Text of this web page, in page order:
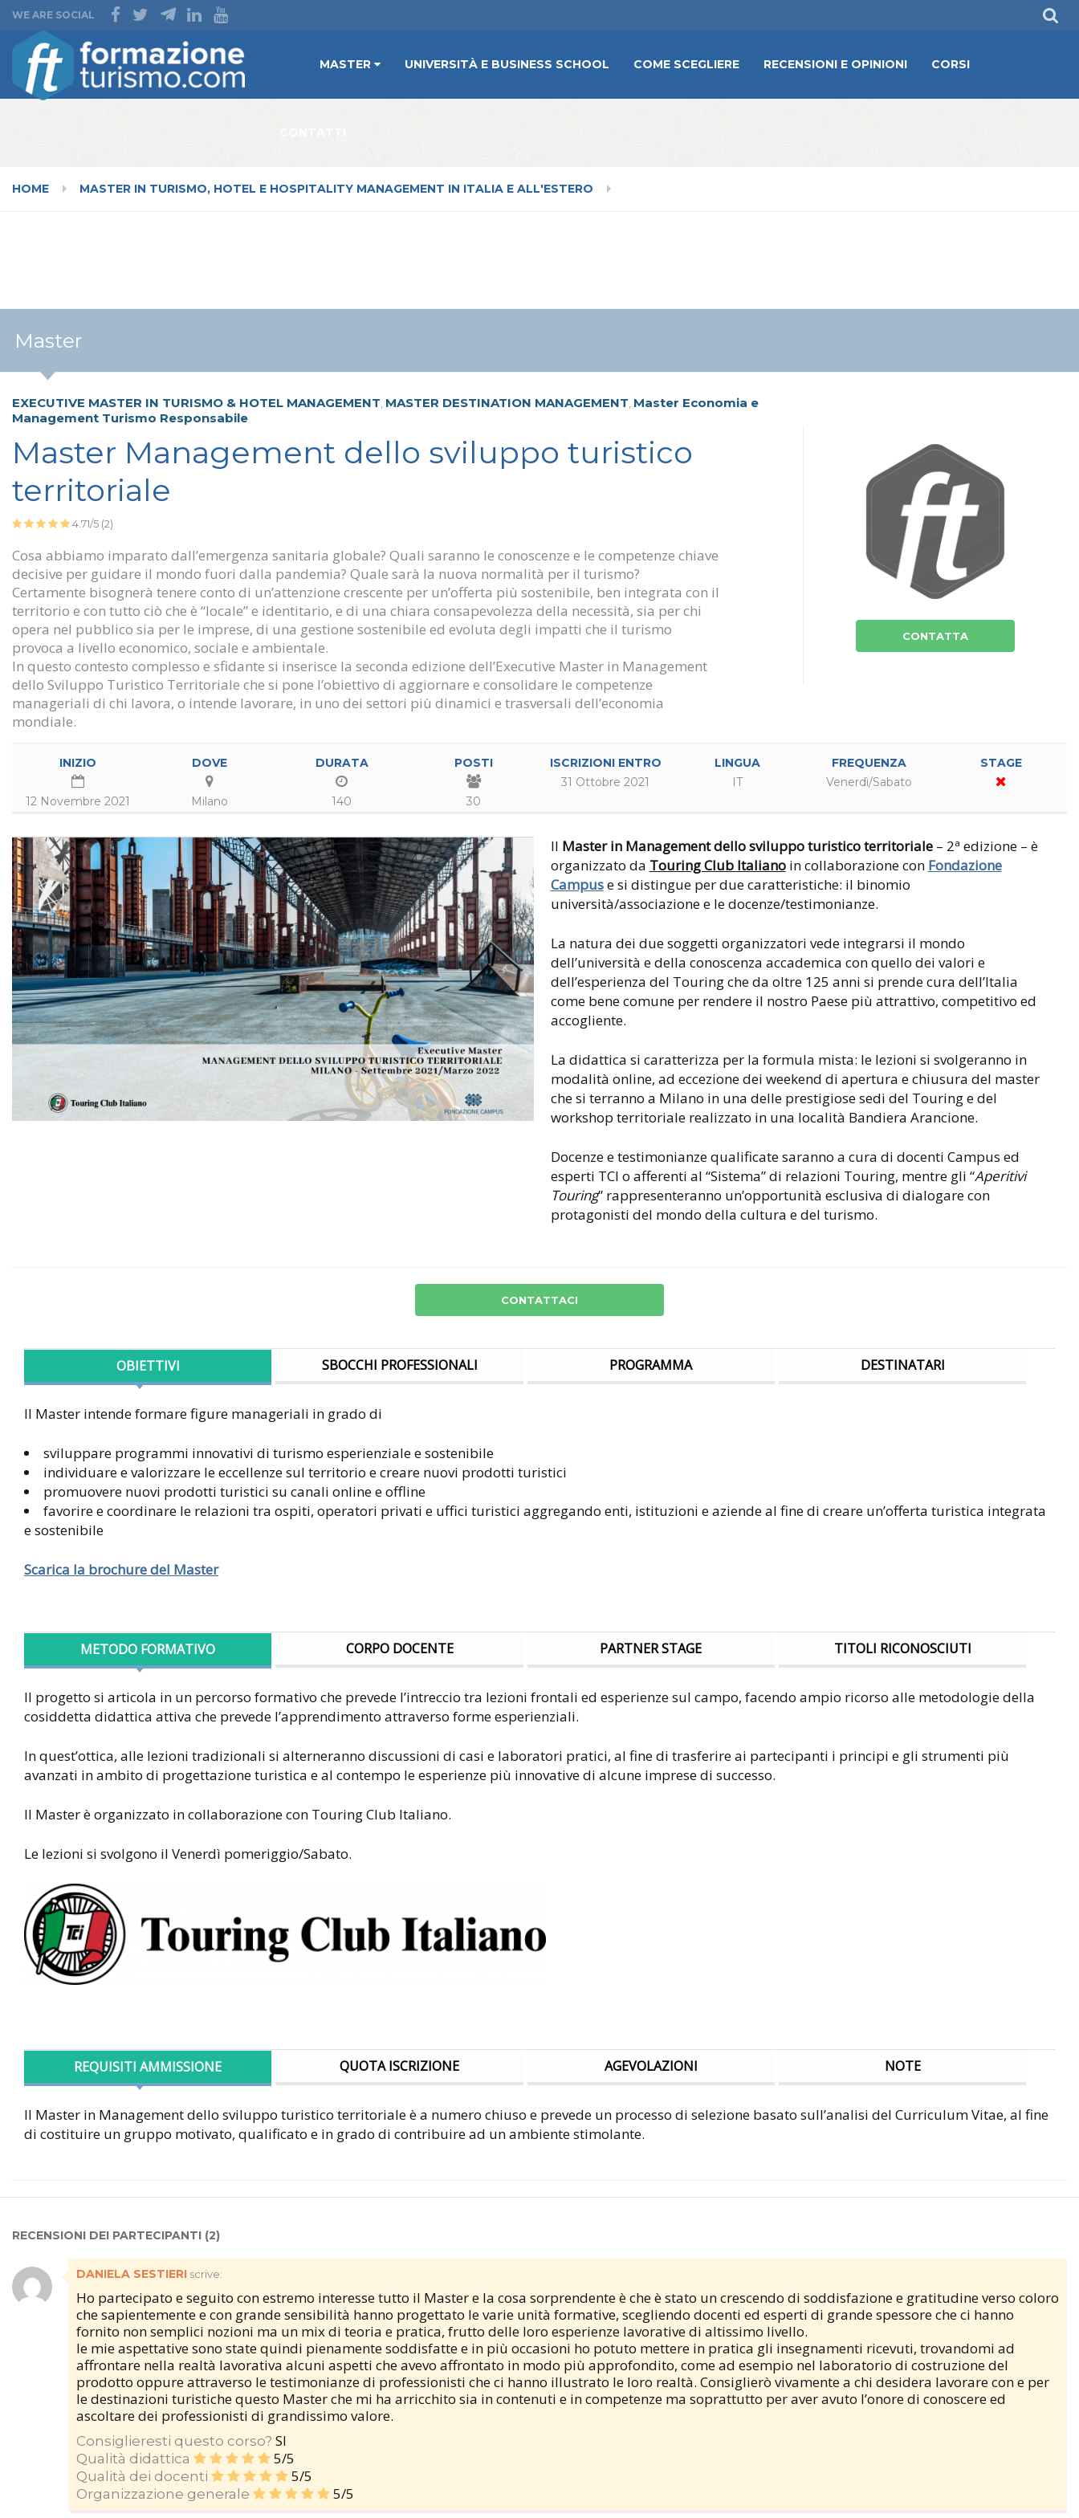
WE ARE SOCIAL
MASTER UNIVERSITÀ E BUSINESS SCHOOL COME SCEGLIERE RECENSIONI E OPINIONI CORSI
HOME MASTER IN TURISMO, HOTEL E HOSPITALITY MANAGEMENT IN ITALIA E ALL'ESTERO
Master
EXECUTIVE MASTER IN TURISMO & HOTEL MANAGEMENT MASTER DESTINATION MANAGEMENT Master Economia e
Management Turismo Responsabile
Master Management dello sviluppo turistico
territoriale
4.71/5 (2)
Cosa abbiamo imparato dall’emergenza sanitaria globale? Quali saranno le conoscenze e le competenze chiave
decisive per guidare il mondo fuori dalla pandemia? Quale sarà la nuova normalità per il turismo?
Certamente bisognerà tenere conto di un’attenzione crescente per un’offerta più sostenibile, ben integrata con il
territorio e con tutto ciò che è “locale” e identitario, e di una chiara consapevolezza della necessità, sia per chi
opera nel pubblico sia per le imprese, di una gestione sostenibile ed evoluta degli impatti che il turismo
provoca a livello economico, sociale e ambientale.
In questo contesto complesso e sfidante si inserisce la seconda edizione dell’Executive Master in Management
dello Sviluppo Turistico Territoriale che si pone l’obiettivo di aggiornare e consolidare le competenze
manageriali di chi lavora, o intende lavorare, in uno dei settori più dinamici e trasversali dell’economia
mondiale.
CONTATTA
INIZIO
12 Novembre 2021
DOVE
Milano
DURATA
140
POSTI
30
ISCRIZIONI ENTRO
31 Ottobre 2021
LINGUA
IT
FREQUENZA
Venerdì/Sabato
STAGE
Il Master in Management dello sviluppo turistico territoriale– 2ª edizione – è
organizzato da Touring Club Italianoin collaborazione con Fondazione
Campuse si distingue per due caratteristiche: il binomio
università/associazione e le docenze/testimonianze.
La natura dei due soggetti organizzatori vede integrarsi il mondo
dell’università e della conoscenza accademica con quello dei valori e
dell’esperienza del Touring che da oltre 125 anni si prende cura dell’Italia
come bene comune per rendere il nostro Paese più attrattivo, competitivo ed
accogliente.
La didattica si caratterizza per la formula mista: le lezioni si svolgeranno in
modalità online, ad eccezione dei weekend di apertura e chiusura del master
che si terranno a Milano in una delle prestigiose sedi del Touring e del
workshop territoriale realizzato in una località Bandiera Arancione.
Docenze e testimonianze qualificate saranno a cura di docenti Campus ed
esperti TCI o afferenti al “Sistema” di relazioni Touring, mentre gli “Aperitivi
Touring” rappresenteranno un’opportunità esclusiva di dialogare con
protagonisti del mondo della cultura e del turismo.
CONTATTACI
OBIETTIVI SBOCCHI PROFESSIONALI PROGRAMMA DESTINATARI
Il Master intende formare figure manageriali in grado di
sviluppare programmi innovativi di turismo esperienziale e sostenibile
individuare e valorizzare le eccellenze sul territorio e creare nuovi prodotti turistici
promuovere nuovi prodotti turistici su canali online e offline
favorire e coordinare le relazioni tra ospiti, operatori privati e uffici turistici aggregando enti, istituzioni e aziende al fine di creare un’offerta turistica integrata
e sostenibile
Scarica la brochure del Master
METODO FORMATIVO CORPO DOCENTE PARTNER STAGE TITOLI RICONOSCIUTI
Il progetto si articola in un percorso formativo che prevede l’intreccio tra lezioni frontali ed esperienze sul campo, facendo ampio ricorso alle metodologie della
cosiddetta didattica attiva che prevede l’apprendimento attraverso forme esperienziali.
In quest’ottica, alle lezioni tradizionali si alterneranno discussioni di casi e laboratori pratici, al fine di trasferire ai partecipanti i principi e gli strumenti più
avanzati in ambito di progettazione turistica e al contempo le esperienze più innovative di alcune imprese di successo.
Il Master è organizzato in collaborazione con Touring Club Italiano.
Le lezioni si svolgono il Venerdì pomeriggio/Sabato.
REQUISITI AMMISSIONE QUOTA ISCRIZIONE AGEVOLAZIONI NOTE
Il Master in Management dello sviluppo turistico territoriale è a numero chiuso e prevede un processo di selezione basato sull’analisi del Curriculum Vitae, al fine
di costituire un gruppo motivato, qualificato e in grado di contribuire ad un ambiente stimolante.
RECENSIONI DEI PARTECIPANTI (2)
DANIELA SESTIERI scrive:
Ho partecipato e seguito con estremo interesse tutto il Master e la cosa sorprendente è che è stato un crescendo di soddisfazione e gratitudine verso coloro
che sapientemente e con grande sensibilità hanno progettato le varie unità formative, scegliendo docenti ed esperti di grande spessore che ci hanno
fornito non semplici nozioni ma un mix di teoria e pratica, frutto delle loro esperienze lavorative di altissimo livello.
le mie aspettative sono state quindi pienamente soddisfatte e in più occasioni ho potuto mettere in pratica gli insegnamenti ricevuti, trovandomi ad
affrontare nella realtà lavorativa alcuni aspetti che avevo affrontato in modo più approfondito, come ad esempio nel laboratorio di costruzione del
prodotto oppure attraverso le testimonianze di professionisti che ci hanno illustrato le loro realtà. Consiglierò vivamente a chi desidera lavorare con e per
le destinazioni turistiche questo Master che mi ha arricchito sia in contenuti e in competenze ma soprattutto per aver avuto l’onore di conoscere ed
ascoltare dei professionisti di grandissimo valore.
Consiglieresti questo corso? SI
Qualità didattica 5/5
Qualità dei docenti 5/5
Organizzazione generale 5/5